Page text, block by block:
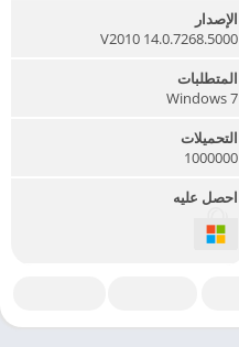
الإصدار
V2010 14.0.7268.5000
المتطلبات
Windows 7
التحميلات
1000000
احصل عليه